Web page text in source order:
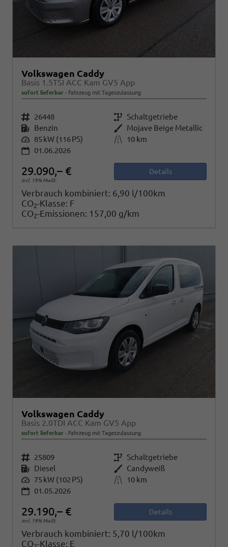
Volkswagen Caddy
Basis 1.5TSI ACC Kam GV5 App
sofort lieferbar Fahrzeug mit Tageszulassung
Fahrzeugnr. 26448 Getriebe Schaltgetriebe
Kraftstoff Benzin Außenfarbe Mojave Beige Metallic
Leistung 85 kW (116 PS) Kilometerstand
10 km
01.06.2026
29.090,– €
incl. 19% MwSt.
Details
Verbrauch kombiniert: 6,90 l/100km
CO2-Klasse: F
CO2-Emissionen: 157,00 g/km
Volkswagen Caddy
Basis 2.0TDI ACC Kam GV5 App
sofort lieferbar Fahrzeug mit Tageszulassung
Fahrzeugnr. 25809 Getriebe Schaltgetriebe
Kraftstoff Diesel Außenfarbe Candyweiß
Leistung 75 kW (102 PS) Kilometerstand
10 km
01.05.2026
29.190,– €
incl. 19% MwSt.
Details
Verbrauch kombiniert: 5,70 l/100km
CO -Klasse: E